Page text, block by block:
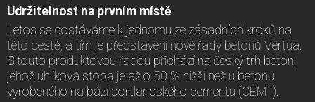
Udržitelnost na prvním místě
Letos se dostáváme k jednomu ze zásadních kroků na
této cestě, a tím je⁠ představení nové řady betonů Vertua.
S touto produktovou řadou přichází na český trh beton,
jehož uhlíková stopa je až o 50 % nižší než u betonu
vyrobeného na bázi portlandského cementu (CEM I).